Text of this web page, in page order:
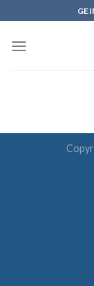
to
content